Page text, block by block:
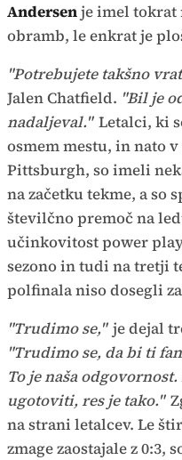
Andersenje imel tokrat
obramb, le enkrat je
"Potrebujete takšno
Jalen Chatfield. "Bil je
nadaljeval." Letalci, ki
osmem mestu, in nato
Pittsburgh, so imeli
na začetku tekme, a so
številčno premoč na
učinkovitost power
sezono in tudi na tretji
polfinala niso dosegli
"Trudimo se," je dejal
"Trudimo se, da bi ti
To je naša
ugotoviti, res je tako."
na strani letalcev. Le
zmage zaostajale z 0:3,